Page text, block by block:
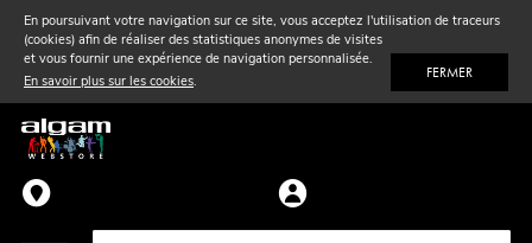
En poursuivant votre navigation sur ce site, vous acceptez l'utilisation de traceurs
(cookies) afin de réaliser des statistiques anonymes de visites
et vous fournir une expérience de navigation personnalisée.
En savoir plus sur les cookies. FERMER
Vent& Violon
Accessoires
Pièces détachées